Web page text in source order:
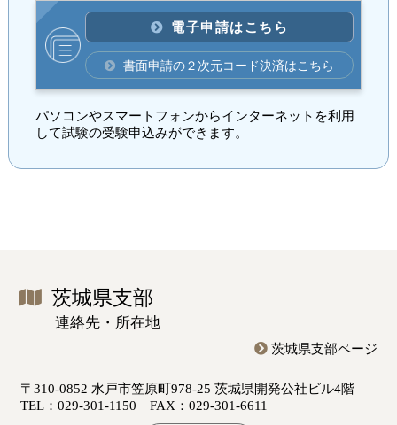
電子申請はこちら
書面申請の２次元コード決済はこちら
パソコンやスマートフォンからインターネットを利用
して試験の受験申込みができます。
茨城県支部
連絡先・所在地
茨城県支部ページ
〒310-0852 水戸市笠原町978-25 茨城県開発公社ビル4階
TEL：029-301-1150 FAX：029-301-6611